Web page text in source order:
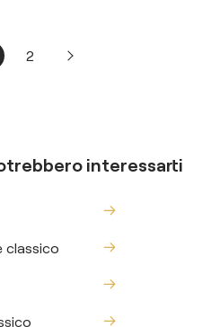
2
interessarti
classico